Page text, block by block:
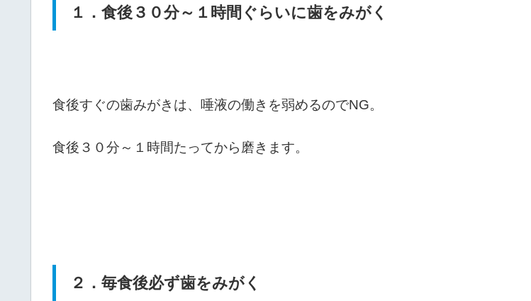
１．食後３０分～１時間ぐらいに歯をみがく
食後すぐの歯みがきは、唾液の働きを弱めるのでNG。
食後３０分～１時間たってから磨きます。
２．毎食後必ず歯をみがく